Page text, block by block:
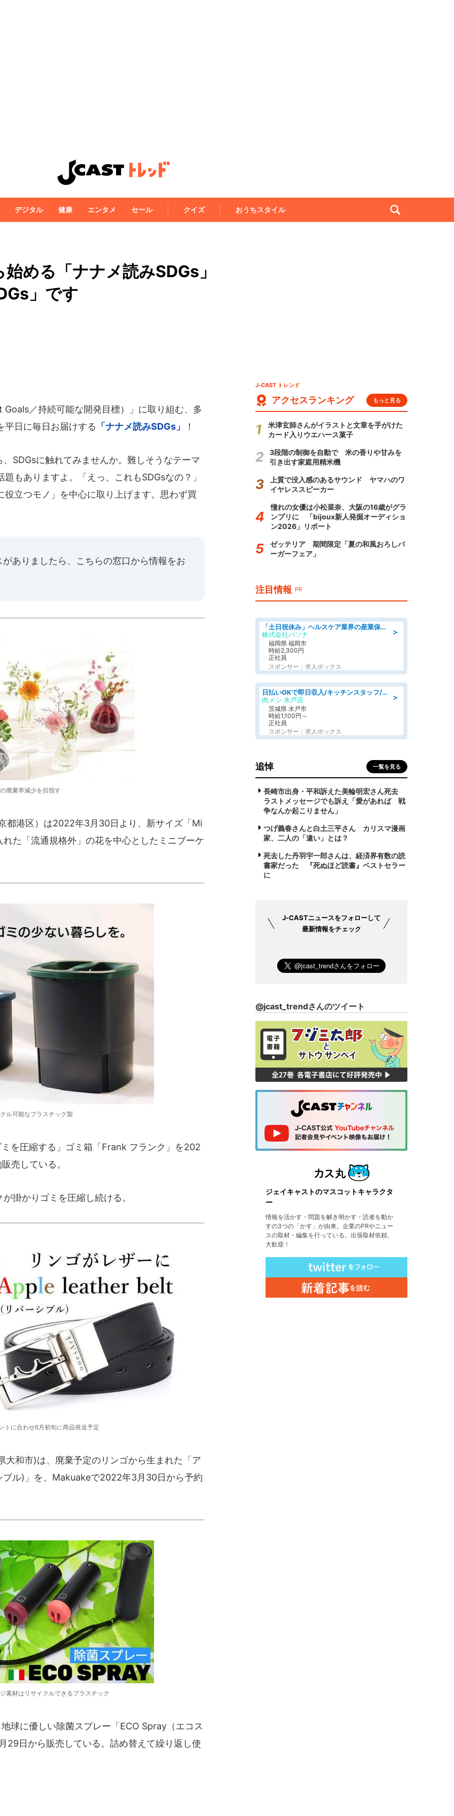
デジタル 健康 エンタメ セール クイズ おうちスタイル
める「ナナメ読みSDGs」
」です
／持続可能な開発目標）」に取り組む、多
平日に毎日お届けする 「ナナメ読みSDGs」 ！
SDGsに触れてみませんか。難しそうなテーマ
もありますよ。「えっ、これもSDGsなの？」
立つモノ」を中心に取り上げます。思わず買
ありましたら、 こちらの窓口から情報をお
廃棄率減少を目指す
港区）は2022年3月30日より、新サイズ「Mi
た「流通規格外」の花を中心としたミニブーケ
ル可能なプラスチック製
を圧縮する」ゴミ箱「Frank フランク」を202
売している。
掛かりゴミを圧縮し続ける。
トに合わせ6月初旬に商品発送予定
和市)は、廃棄予定のリンゴから生まれた「ア
ル)」を、Makuakeで2022年3月30日から予約
素材はリサイクルできるプラスチック
に優しい除菌スプレー「ECO Spray（エコス
29日から販売している。詰め替えて繰り返し使
J-CAST トレンド
アクセスランキング もっと見る
米津玄師さんがイラストと文章を手がけた
カード入りウエハース菓子
3段階の制御を自動で 米の香りや甘みを
引き出す家庭用精米機
上質で没入感のあるサウンド ヤマハのワ
イヤレススピーカー
憧れの女優は小松菜奈、大阪の16歳がグラ
ンプリに 「bijoux新人発掘オーディショ
ン2026」リポート
ゼッテリア 期間限定「夏の和風おろしバ
ーガーフェア」
注目情報 PR
＞
「土日祝休み」ヘルスケア業界の産業保健師/高時給/未経験OK/要資格:保健師、正看護師
株式会社パソナ
福岡県 福岡市
時給2,300円
正社員
スポンサー：求人ボックス
＞
日払いOKで即日収入/キッチンスタッフ/「原付免許必須」デリバリー業務など、自己成長可能な幅広い仕事に挑戦!髪型自由&ピアス・ネイルOK/茨城県/水戸市
肉メシ 水戸店
茨城県 水戸市
時給1,100円～
正社員
スポンサー：求人ボックス
追悼 一覧を見る
長崎市出身・平和訴えた美輪明宏さん死去
ラストメッセージでも訴え「愛があれば 戦
争なんか起こりません」
つげ義春さんと白土三平さん カリスマ漫画
家、二人の「違い」とは？
死去した丹羽宇一郎さんは、経済界有数の読
書家だった 『死ぬほど読書』ベストセラー
に
J-CASTニュースをフォローして
最新情報をチェック
@jcast_trendさんのツイート
ジェイキャストのマスコットキャラクタ
ー
情報を活かす・問題を解き明かす・読者を動か
すの3つの「かす」が由来。企業のPRやニュー
スの取材・編集を行っている。出張取材依頼、
大歓迎！